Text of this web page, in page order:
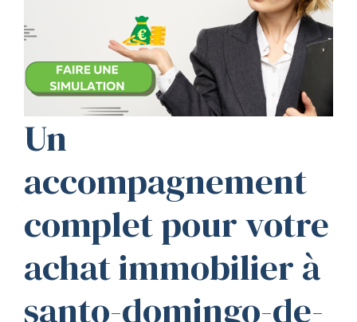
Un
accompagnement
complet pour votre
achat immobilier à
santo-domingo-de-